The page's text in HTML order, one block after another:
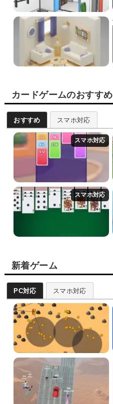
カードゲームのおすすめ
おすすめ スマホ対応
新着ゲーム
PC対応 スマホ対応